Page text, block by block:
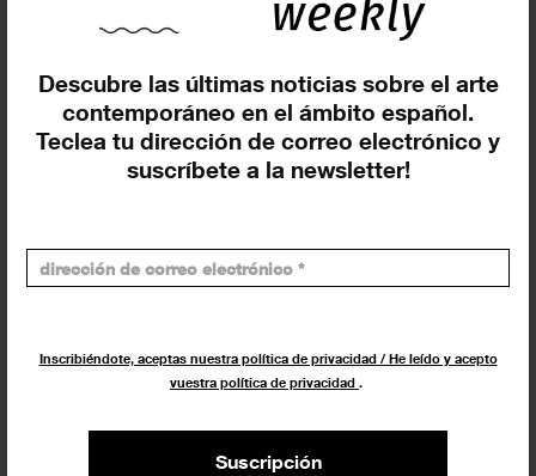
Descubre las últimas noticias sobre el arte
contemporáneo en el ámbito español.
Teclea tu dirección de correo electrónico y
suscríbete a la newsletter!
Inscribiéndote, aceptas nuestra política de privacidad / He leído y acepto
vuestra política de privacidad .
Suscripción
Insertar exposición o evento
¡Te ayudamos a encontrar el